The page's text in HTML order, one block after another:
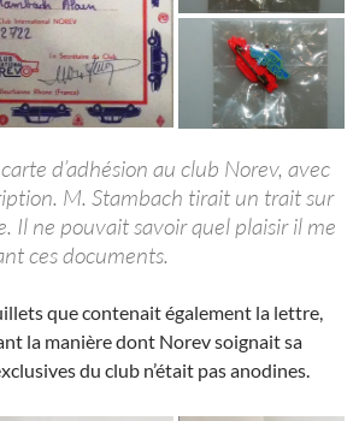
d’adhésion au club Norev, avec
M. Stambach tirait un trait sur
Il ne pouvait savoir quel plaisir il me
ces documents.
que contenait également la lettre,
la manière dont Norev soignait sa
du club n’était pas anodines.